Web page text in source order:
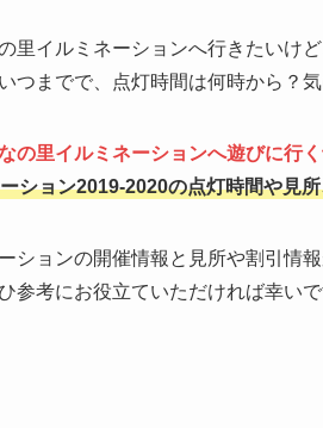
里イルミネーションへ行きたいけど
つまでで、点灯時間は何時から？
の里イルミネーションへ遊びに行
ション2019-2020の点灯時間や見
ションの開催情報と見所や割引情報
参考にお役立ていただければ幸いで